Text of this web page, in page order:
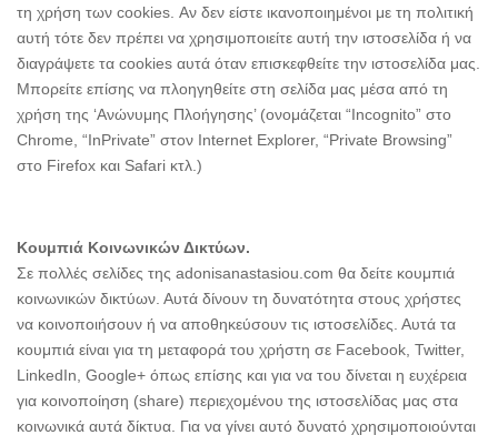
τη χρήση των cookies. Αν δεν είστε ικανοποιημένοι με τη πολιτική
αυτή τότε δεν πρέπει να χρησιμοποιείτε αυτή την ιστοσελίδα ή να
διαγράψετε τα cookies αυτά όταν επισκεφθείτε την ιστοσελίδα μας.
Μπορείτε επίσης να πλοηγηθείτε στη σελίδα μας μέσα από τη
χρήση της ‘Ανώνυμης Πλοήγησης’ (ονομάζεται “Incognito” στο
Chrome, “InPrivate” στον Internet Explorer, “Private Browsing”
στο Firefox και Safari κτλ.)
Κουμπιά Κοινωνικών Δικτύων.
Σε πολλές σελίδες της adonisanastasiou.com θα δείτε κουμπιά
κοινωνικών δικτύων. Αυτά δίνουν τη δυνατότητα στους χρήστες
να κοινοποιήσουν ή να αποθηκεύσουν τις ιστοσελίδες. Αυτά τα
κουμπιά είναι για τη μεταφορά του χρήστη σε Facebook, Twitter,
LinkedIn, Google+ όπως επίσης και για να του δίνεται η ευχέρεια
για κοινοποίηση (share) περιεχομένου της ιστοσελίδας μας στα
κοινωνικά αυτά δίκτυα. Για να γίνει αυτό δυνατό χρησιμοποιούνται